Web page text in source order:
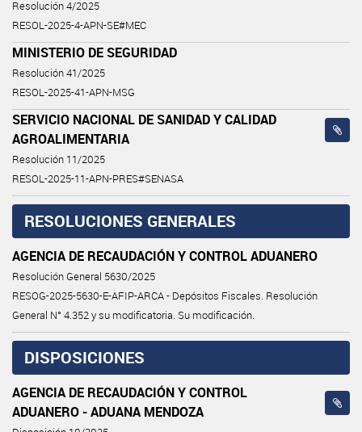
Resolución 4/2025
RESOL-2025-4-APN-SE#MEC
MINISTERIO DE SEGURIDAD
Resolución 41/2025
RESOL-2025-41-APN-MSG
SERVICIO NACIONAL DE SANIDAD Y CALIDAD
AGROALIMENTARIA
Resolución 11/2025
RESOL-2025-11-APN-PRES#SENASA
RESOLUCIONES GENERALES
AGENCIA DE RECAUDACIÓN Y CONTROL ADUANERO
Resolución General 5630/2025
RESOG-2025-5630-E-AFIP-ARCA - Depósitos Fiscales. Resolución
General N° 4.352 y su modificatoria. Su modificación.
DISPOSICIONES
AGENCIA DE RECAUDACIÓN Y CONTROL
ADUANERO - ADUANA MENDOZA